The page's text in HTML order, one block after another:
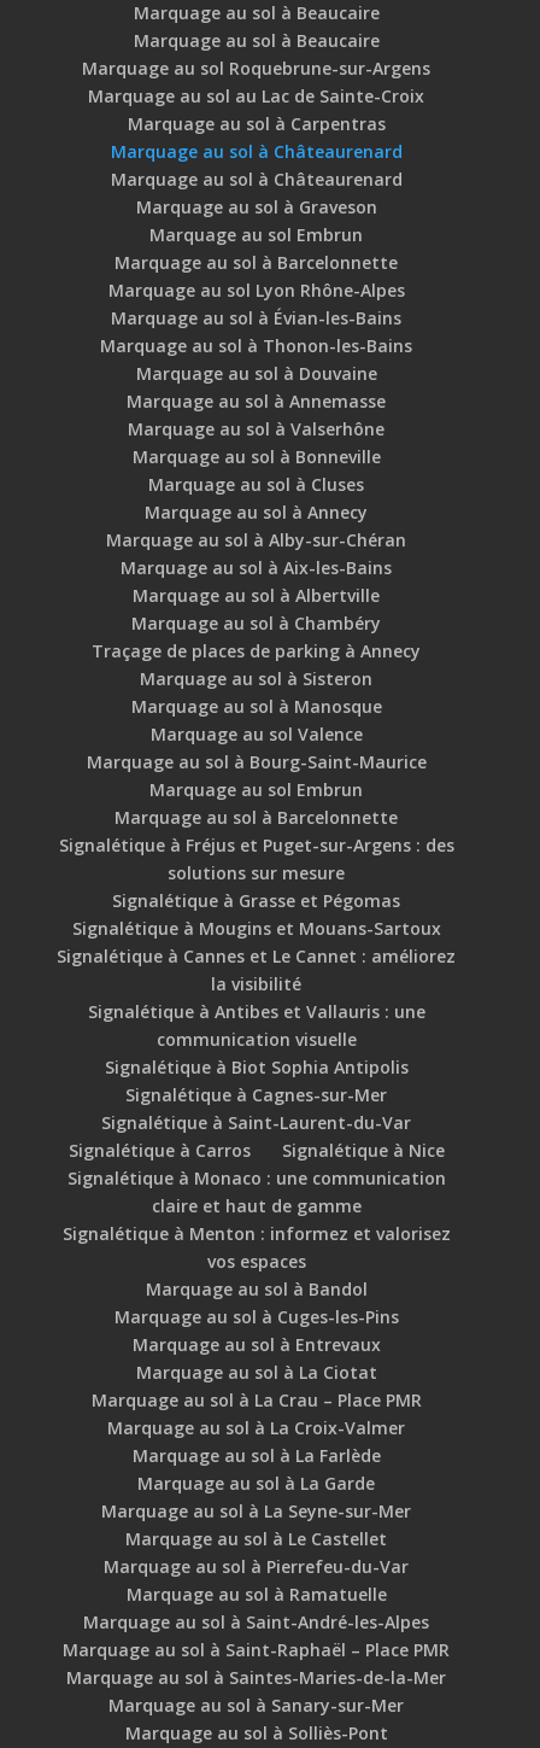
Marquage au sol à Beaucaire
Marquage au sol à Beaucaire
Marquage au sol Roquebrune-sur-Argens
Marquage au sol au Lac de Sainte-Croix
Marquage au sol à Carpentras
Marquage au sol à Châteaurenard
Marquage au sol à Châteaurenard
Marquage au sol à Graveson
Marquage au sol Embrun
Marquage au sol à Barcelonnette
Marquage au sol Lyon Rhône-Alpes
Marquage au sol à Évian-les-Bains
Marquage au sol à Thonon-les-Bains
Marquage au sol à Douvaine
Marquage au sol à Annemasse
Marquage au sol à Valserhône
Marquage au sol à Bonneville
Marquage au sol à Cluses
Marquage au sol à Annecy
Marquage au sol à Alby-sur-Chéran
Marquage au sol à Aix-les-Bains
Marquage au sol à Albertville
Marquage au sol à Chambéry
Traçage de places de parking à Annecy
Marquage au sol à Sisteron
Marquage au sol à Manosque
Marquage au sol Valence
Marquage au sol à Bourg-Saint-Maurice
Marquage au sol Embrun
Marquage au sol à Barcelonnette
Signalétique à Fréjus et Puget-sur-Argens : des
solutions sur mesure
Signalétique à Grasse et Pégomas
Signalétique à Mougins et Mouans-Sartoux
Signalétique à Cannes et Le Cannet : améliorez
la visibilité
Signalétique à Antibes et Vallauris : une
communication visuelle
Signalétique à Biot Sophia Antipolis
Signalétique à Cagnes-sur-Mer
Signalétique à Saint-Laurent-du-Var
Signalétique à Carros
Signalétique à Nice
Signalétique à Monaco : une communication
claire et haut de gamme
Signalétique à Menton : informez et valorisez
vos espaces
Marquage au sol à Bandol
Marquage au sol à Cuges-les-Pins
Marquage au sol à Entrevaux
Marquage au sol à La Ciotat
Marquage au sol à La Crau – Place PMR
Marquage au sol à La Croix-Valmer
Marquage au sol à La Farlède
Marquage au sol à La Garde
Marquage au sol à La Seyne-sur-Mer
Marquage au sol à Le Castellet
Marquage au sol à Pierrefeu-du-Var
Marquage au sol à Ramatuelle
Marquage au sol à Saint-André-les-Alpes
Marquage au sol à Saint-Raphaël – Place PMR
Marquage au sol à Saintes-Maries-de-la-Mer
Marquage au sol à Sanary-sur-Mer
Marquage au sol à Solliès-Pont